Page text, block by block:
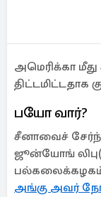
அமெரிக்கா
திட்டமிட்டதாக
பயோ வார்?
சீனாவைச்
ஜூன்யோங்
பல்கலைக்கழகம்
அங்கு அவர்